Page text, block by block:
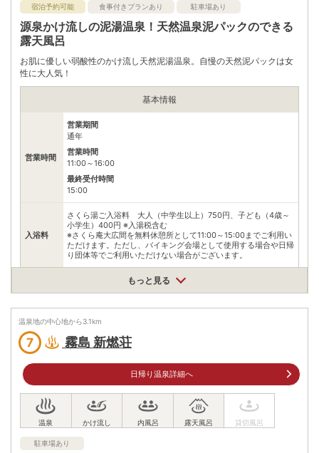
JR肥薩線霧島温泉駅から鹿児島交通霧島いわさきホテル行きバ
スで18分、柳平下車、徒歩15分
駐車場
電話番号 0995784012
※ 料金情報は税込・税抜表記が混ざっております。正しい金額はご利用前にご
自身でお問合せください。
宿泊予約可能 食事付きプランあり 駐車場あり
源泉かけ流しの泥湯温泉！天然温泉泥パックのできる
露天風呂
お肌に優しい弱酸性のかけ流し天然泥湯温泉。自慢の天然泥パックは女
性に大人気！
基本情報
営業時間
営業期間
通年
営業時間
11:00～16:00
最終受付時間
15:00
入浴料
さくら湯ご入浴料 大人（中学生以上）750円、子ども（4歳～
小学生）400円 ※入湯税含む
※さくら庵大広間を無料休憩所として11:00～15:00までご利用い
ただけます。ただし、バイキング会場として使用する場合や日帰
り団体等でご利用いただけない場合がございます。
アクセス
九州自動車道溝辺鹿児島空港ICから国道504号、県道2・60号を
JR日豊本線霧島神宮駅から鹿児島交通霧島いわさきホテル行き
バスで20分、横岳下下車、徒歩3分
駐車場 無料（100台）
電話番号 0995571227
もっと見る
温泉地の中心地から3.1km
7 霧島 新燃荘
日帰り温泉詳細へ
駐車場あり